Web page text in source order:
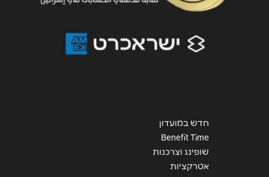
חדש במועדון
Benefit Time
שופינג וצרכנות
אטרקציות